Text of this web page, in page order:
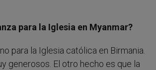
para la Iglesia en Myanmar?
para la Iglesia católica en Birmania.
generosos. El otro hecho es que la